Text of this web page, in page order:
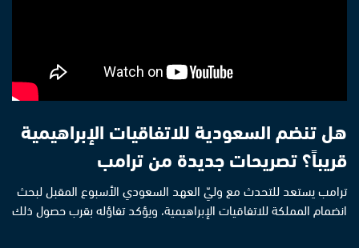
هل تنضم السعودية للاتفاقيات الإبراهيمية
قريباً؟ تصريحات جديدة من ترامب
ترامب يستعد للتحدث مع وليّ العهد السعودي الأسبوع المقبل لبحث
انضمام المملكة للاتفاقيات الإبراهيمية، ويؤكد تفاؤله بقرب حصول ذلك